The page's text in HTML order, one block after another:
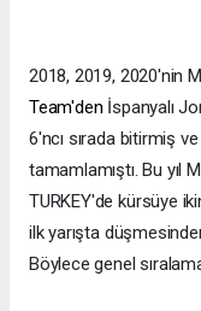
2018, 2019, 2020'nin
Team'den İspanyalı
6'ncı sırada bitirmiş
tamamlamıştı. Bu yıl
TURKEY'de kürsüye
ilk yarışta
Böylece genel